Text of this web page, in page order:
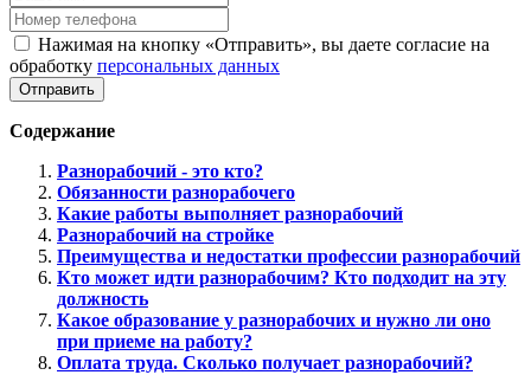
Нажимая на кнопку «Отправить», вы даете согласие на
обработку персональных данных
Отправить
Содержание
Разнорабочий - это кто?
Обязанности разнорабочего
Какие работы выполняет разнорабочий
Разнорабочий на стройке
Преимущества и недостатки профессии разнорабочий
Кто может идти разнорабочим? Кто подходит на эту
должность
Какое образование у разнорабочих и нужно ли оно
при приеме на работу?
Оплата труда. Сколько получает разнорабочий?